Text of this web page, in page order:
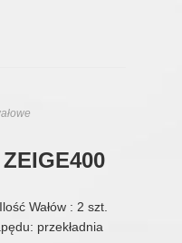
Wałów : 2 szt.
przekładnia